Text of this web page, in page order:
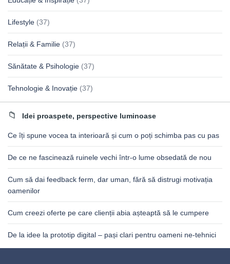
Lifestyle (37)
Relații & Familie (37)
Sănătate & Psihologie (37)
Tehnologie & Inovație (37)
Idei proaspete, perspective luminoase
Ce îți spune vocea ta interioară și cum o poți schimba pas cu pas
De ce ne fascinează ruinele vechi într-o lume obsedată de nou
Cum să dai feedback ferm, dar uman, fără să distrugi motivația
oamenilor
Cum creezi oferte pe care clienții abia așteaptă să le cumpere
De la idee la prototip digital – pași clari pentru oameni ne-tehnici